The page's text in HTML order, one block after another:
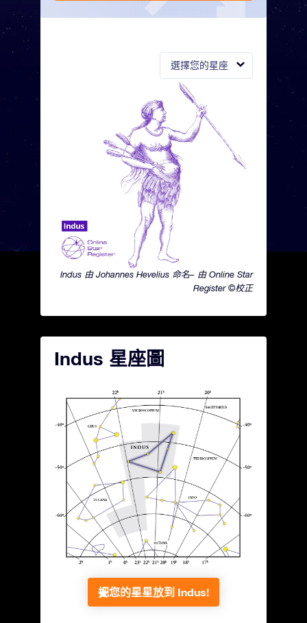
選擇您的星座
Indus 由 Johannes Hevelius 命名– 由 Online Star
Register ©校正
Indus 星座圖
把您的星星放到 Indus!